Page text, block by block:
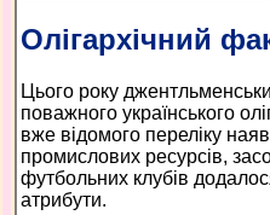
Олігархічний
Цього року
поважного українського
вже відомого переліку
промислових ресурсів,
футбольних клубів
атрибути.